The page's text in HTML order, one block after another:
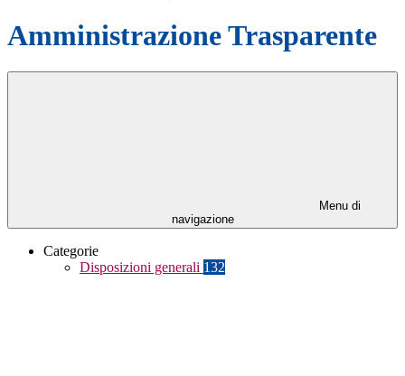
Amministrazione Trasparente
Menu di
navigazione
Categorie
Disposizioni generali 132